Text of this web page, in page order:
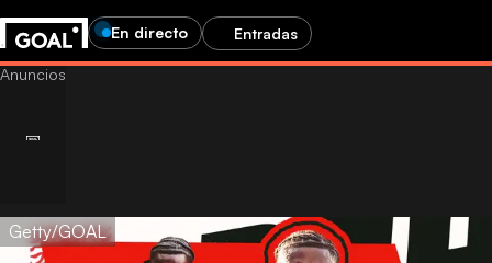
En directo Entradas
Getty/GOAL